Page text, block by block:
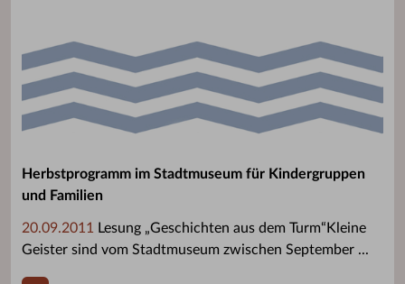
Herbstprogramm im Stadtmuseum für Kindergruppen
und Familien
20.09.2011 Lesung „Geschichten aus dem Turm“Kleine
Geister sind vom Stadtmuseum zwischen September ...